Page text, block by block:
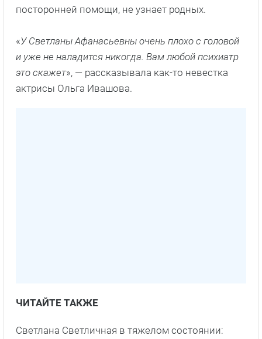
посторонней помощи, не узнает родных.
«У Светланы Афанасьевны очень плохо с головой
и уже не наладится никогда. Вам любой психиатр
это скажет», — рассказывала как-то невестка
актрисы Ольга Ивашова.
ЧИТАЙТЕ ТАКЖЕ
Светлана Светличная в тяжелом состоянии: